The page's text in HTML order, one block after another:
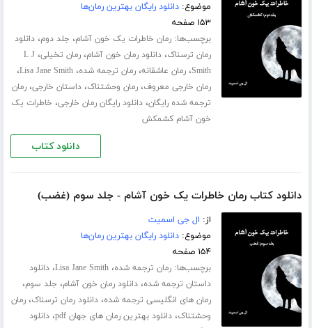
موضوع:دانلود رایگان بهترین رمان‌ها
۱۵۳ صفحه
برچسب‌ها:رمان خاطرات یک خون آشام، جلد دوم،دانلود
رمان ترسناک،دانلود رمان خون آشام،رمان تخیلی، L J
Smith،رمان عاشقانه،رمان ترجمه شده،Lisa Jane Smith،
رمان خارجی معروف،رمان وحشتناک،داستان خارجی،رمان
ترجمه شده رایگان،دانلود رایگان رمان خارجی، خاطرات یک
خون آشام کشمکش
دانلود کتاب
دانلود کتاب رمان خاطرات یک خون آشام - جلد سوم (غضب)
از: ال جی اسمیت
موضوع:دانلود رایگان بهترین رمان‌ها
۱۵۴ صفحه
برچسب‌ها:رمان ترجمه شده،Lisa Jane Smith،دانلود
داستان ترجمه شده،دانلود رمان خون آشام، جلد سوم،
رمان های انگلیسی ترجمه شده،دانلود رمان ترسناک،رمان
وحشتناک،دانلود بهترین رمان های جهان pdf ،دانلود